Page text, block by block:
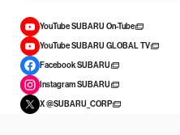
YouTube SUBARU On-Tube
YouTube SUBARU GLOBAL TV
Facebook SUBARU
Instagram SUBARU
X @SUBARU_CORP